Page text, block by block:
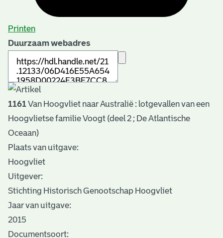
Printen
Duurzaam webadres
1161Van Hoogvliet naar Australië : lotgevallen van een
Hoogvlietse familie Voogt (deel 2 ; De Atlantische
Oceaan)
Plaats van uitgave:
Hoogvliet
Uitgever:
Stichting Historisch Genootschap Hoogvliet
Jaar van uitgave:
2015
Documentsoort: